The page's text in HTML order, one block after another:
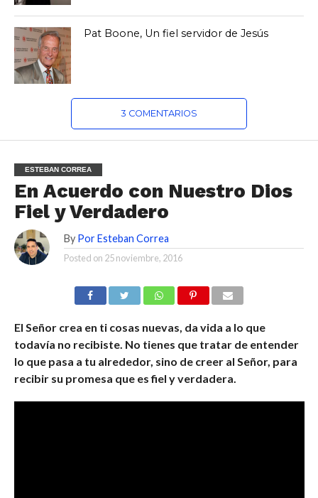
Pat Boone, Un fiel servidor de Jesús
3 COMENTARIOS
ESTEBAN CORREA
En Acuerdo con Nuestro Dios
Fiel y Verdadero
By Por Esteban Correa
Posted on 25 noviembre, 2016
El Señor crea en ti cosas nuevas, da vida a lo que
todavía no recibiste. No tienes que tratar de entender
lo que pasa a tu alrededor, sino de creer al Señor, para
recibir su promesa que es fiel y verdadera.